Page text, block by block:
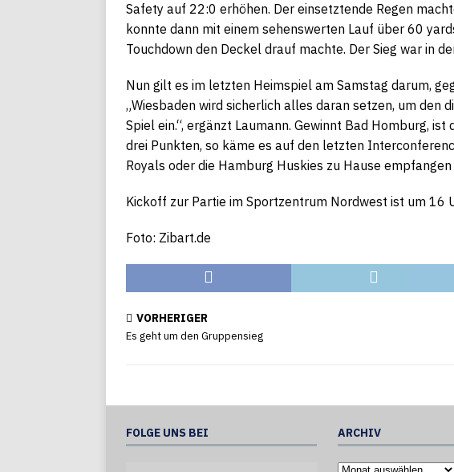
Safety auf 22:0 erhöhen. Der einsetztende Regen
konnte dann mit einem sehenswerten Lauf über 60
Touchdown den Deckel drauf machte. Der Sieg war in
Nun gilt es im letzten Heimspiel am Samstag darum,
„Wiesbaden wird sicherlich alles daran setzen, um den
Spiel ein.“, ergänzt Laumann. Gewinnt Bad Homburg,
drei Punkten, so käme es auf den letzten
Royals oder die Hamburg Huskies zu Hause
Kickoff zur Partie im Sportzentrum Nordwest ist um 16
Foto: Zibart.de
VORHERIGER
Es geht um den Gruppensieg
FOLGE UNS BEI ARCHIV